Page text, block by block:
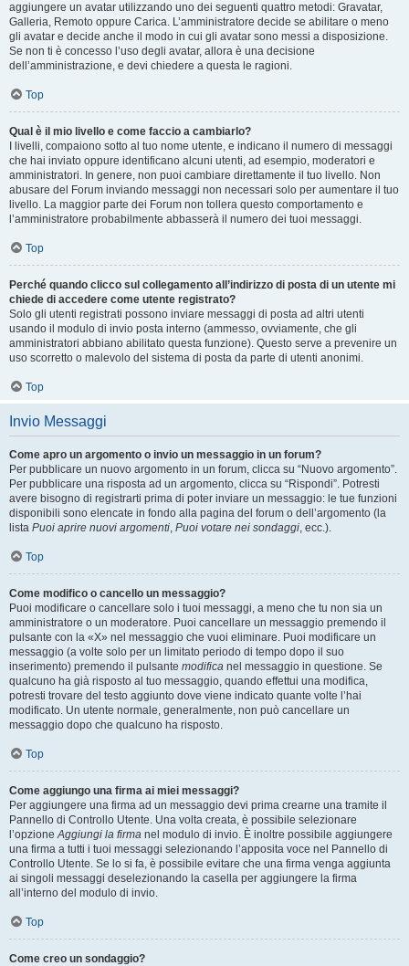
aggiungere un avatar utilizzando uno dei seguenti quattro metodi: Gravatar,
Galleria, Remoto oppure Carica. L’amministratore decide se abilitare o meno
gli avatar e decide anche il modo in cui gli avatar sono messi a disposizione.
Se non ti è concesso l’uso degli avatar, allora è una decisione
dell’amministrazione, e devi chiedere a questa le ragioni.
Top
Qual è il mio livello e come faccio a cambiarlo?
I livelli, compaiono sotto al tuo nome utente, e indicano il numero di messaggi
che hai inviato oppure identificano alcuni utenti, ad esempio, moderatori e
amministratori. In genere, non puoi cambiare direttamente il tuo livello. Non
abusare del Forum inviando messaggi non necessari solo per aumentare il tuo
livello. La maggior parte dei Forum non tollera questo comportamento e
l’amministratore probabilmente abbasserà il numero dei tuoi messaggi.
Top
Perché quando clicco sul collegamento all’indirizzo di posta di un utente mi
chiede di accedere come utente registrato?
Solo gli utenti registrati possono inviare messaggi di posta ad altri utenti
usando il modulo di invio posta interno (ammesso, ovviamente, che gli
amministratori abbiano abilitato questa funzione). Questo serve a prevenire un
uso scorretto o malevolo del sistema di posta da parte di utenti anonimi.
Top
Invio Messaggi
Come apro un argomento o invio un messaggio in un forum?
Per pubblicare un nuovo argomento in un forum, clicca su “Nuovo argomento”.
Per pubblicare una risposta ad un argomento, clicca su “Rispondi”. Potresti
avere bisogno di registrarti prima di poter inviare un messaggio: le tue funzioni
disponibili sono elencate in fondo alla pagina del forum o dell’argomento (la
lista Puoi aprire nuovi argomenti, Puoi votare nei sondaggi, ecc.).
Top
Come modifico o cancello un messaggio?
Puoi modificare o cancellare solo i tuoi messaggi, a meno che tu non sia un
amministratore o un moderatore. Puoi cancellare un messaggio premendo il
pulsante con la «X» nel messaggio che vuoi eliminare. Puoi modificare un
messaggio (a volte solo per un limitato periodo di tempo dopo il suo
inserimento) premendo il pulsante modifica nel messaggio in questione. Se
qualcuno ha già risposto al tuo messaggio, quando effettui una modifica,
potresti trovare del testo aggiunto dove viene indicato quante volte l’hai
modificato. Un utente normale, generalmente, non può cancellare un
messaggio dopo che qualcuno ha risposto.
Top
Come aggiungo una firma ai miei messaggi?
Per aggiungere una firma ad un messaggio devi prima crearne una tramite il
Pannello di Controllo Utente. Una volta creata, è possibile selezionare
l’opzioneAggiungi la firma nel modulo di invio. È inoltre possibile aggiungere
una firma a tutti i tuoi messaggi selezionando l’apposita voce nel Pannello di
Controllo Utente. Se lo si fa, è possibile evitare che una firma venga aggiunta
ai singoli messaggi deselezionando la casella per aggiungere la firma
all’interno del modulo di invio.
Top
Come creo un sondaggio?